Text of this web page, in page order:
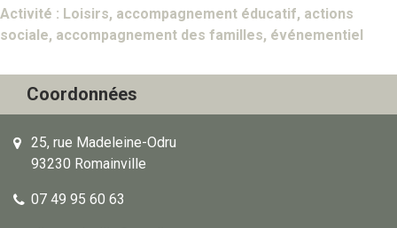
Activité : Loisirs, accompagnement éducatif, actions
sociale, accompagnement des familles, événementiel
Coordonnées
25, rue Madeleine-Odru
93230 Romainville
07 49 95 60 63